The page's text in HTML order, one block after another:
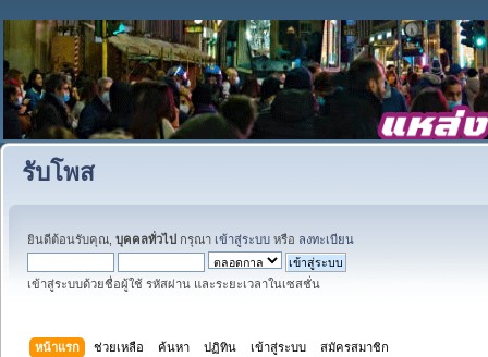
รับโพส
ยินดีต้อนรับคุณ, บุคคลทั่วไป กรุณา เข้าสู่ระบบ หรือ ลงทะเบียน
เข้าสู่ระบบด้วยชื่อผู้ใช้ รหัสผ่าน และระยะเวลาในเซสชั่น
หน้าแรก ช่วยเหลือ ค้นหา ปฏิทิน เข้าสู่ระบบ สมัครสมาชิก